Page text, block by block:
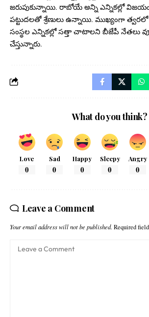
జరుపుకున్నాయి. రాబోయే అన్ని ఎన్నికల్లో
పట్టుదలతో శ్రేణులు ఉన్నాయి. ముఖ్యంగా త్వరలో
సంస్థల ఎన్నికల్లో సత్తా చాటాలని బీజేపీ నేతలు
చేస్తున్నారు.
What do you think?
Love
0
Sad
0
Happy
0
Sleepy
0
Angry
0
Leave a Comment
Your email address will not be published. Required